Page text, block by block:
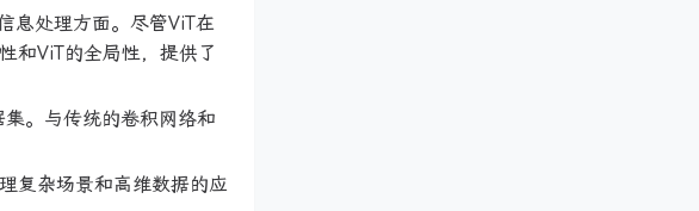
息处理方面。尽管ViT在
和ViT的全局性，提供了
。与传统的卷积网络和
复杂场景和高维数据的应